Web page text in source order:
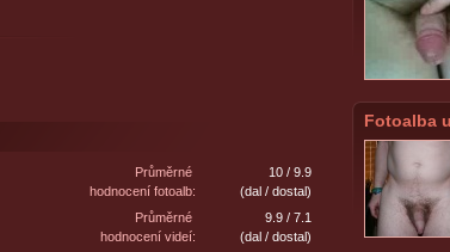
Průměrné
hodnocení fotoalb:
10 / 9.9
(dal / dostal)
Průměrné
hodnocení videí:
9.9 / 7.1
(dal / dostal)
Fotoalba